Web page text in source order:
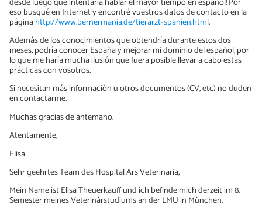
eso busqué en Internet y encontré vuestros datos de contacto en la
páginahttp://www.bernermania.de/tierarzt-spanien.html.
Además de los conocimientos que obtendría durante estos dos
meses, podría conocer España y mejorar mi dominio del español, por
lo que me haría mucha ilusión que fuera posible llevar a cabo estas
prácticas con vosotros.
Si necesitan más información u otros documentos (CV, etc) no duden
en contactarme.
Muchas gracias de antemano.
Atentamente,
Elisa
Sehr geehrtes Team des Hospital Ars Veterinaria,
Mein Name ist Elisa Theuerkauff und ich befinde mich derzeit im 8.
Semester meines Veterinärstudiums an der LMU in München.